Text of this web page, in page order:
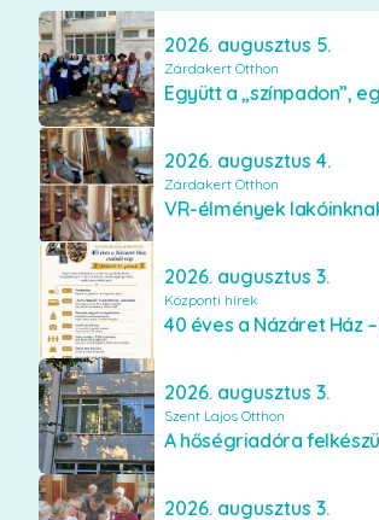
2026. augusztus 5.
Zárdakert Otthon
2026. augusztus 4.
Zárdakert Otthon
VR-élmények
2026. augusztus 3.
Központi hírek
2026. augusztus 3.
Szent Lajos Otthon
2026. augusztus 3.